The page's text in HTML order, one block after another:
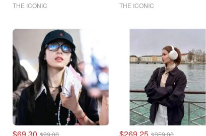
THE ICONIC THE ICONIC
$99.00 $359.00